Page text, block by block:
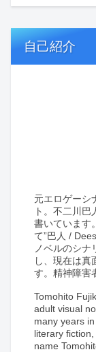
自己紹介
元エロゲーシ
ト。不二川
書いています
て”巴人 /
ノベルのシ
し、現在は真
す。精神障害
Tomohito
adult visual
many years
literary
name